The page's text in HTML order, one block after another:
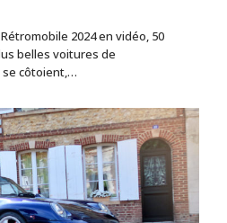
2024 en vidéo, 50
belles voitures de
se côtoient,…